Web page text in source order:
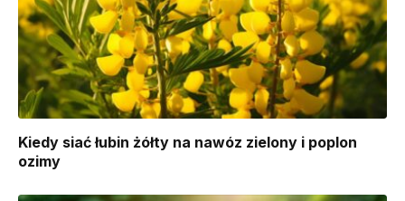
Kiedy siać łubin żółty na nawóz zielony i poplon
ozimy